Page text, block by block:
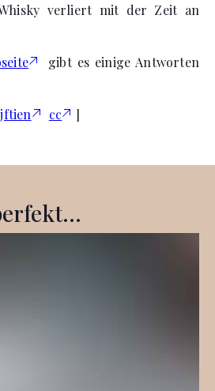
verliert mit der Zeit an
gibt es einige Antworten
cc ]